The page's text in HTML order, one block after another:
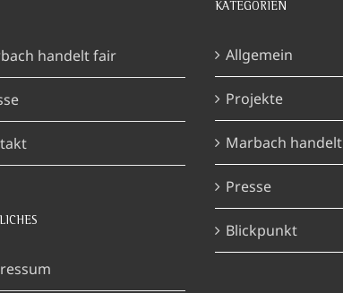
handelt fair
KATEGORIEN
Allgemein
Projekte
Marbach handelt
Presse
Blickpunkt